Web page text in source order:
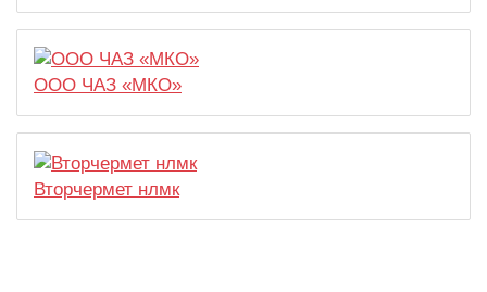
ООО ЧАЗ «МКО»
Вторчермет нлмк